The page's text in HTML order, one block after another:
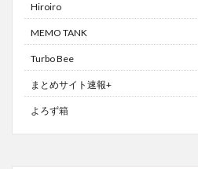
Hiroiro
MEMO TANK
Turbo Bee
まとめサイト速報+
よろず箱